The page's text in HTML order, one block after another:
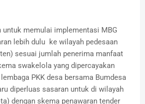
untuk memulai implementasi MBG
lebih dulu ke wilayah pedesaan
sesuai jumlah penerima manfaat
swakelola yang dipercayakan
PKK desa bersama Bumdesa
diperluas sasaran untuk di wilayah
dengan skema penawaran tender